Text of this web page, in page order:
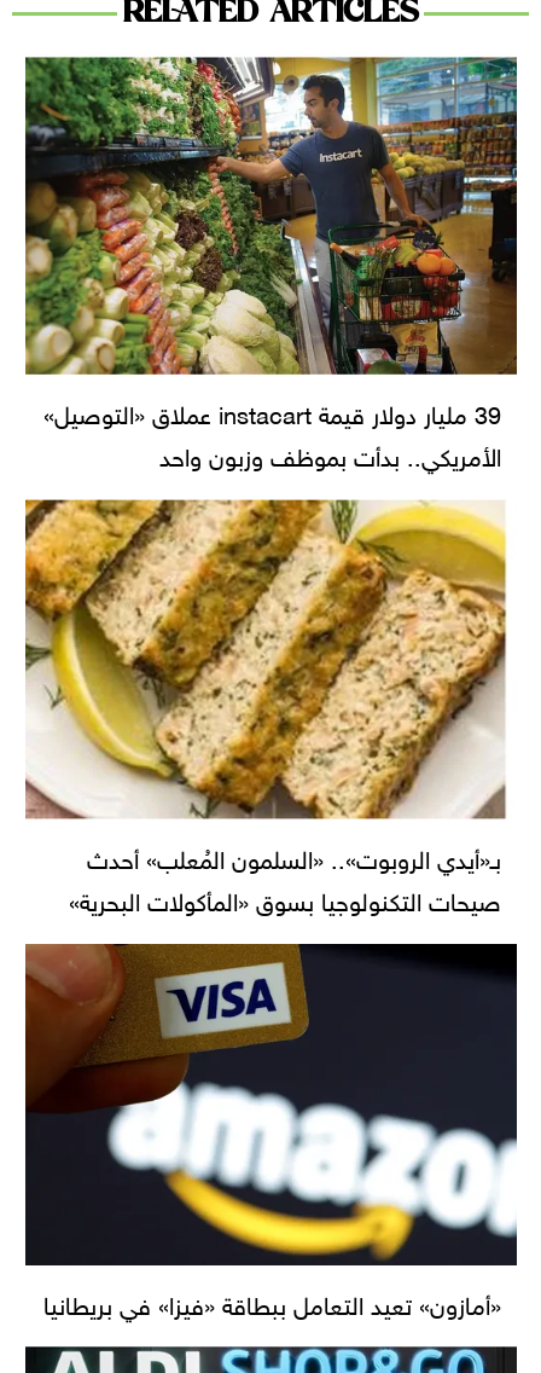
RELATED ARTICLES
39 مليار دولار قيمة instacart عملاق «التوصيل»
الأمريكي.. بدأت بموظف وزبون واحد
بـ«أيدي الروبوت».. «السلمون المُعلب» أحدث
صيحات التكنولوجيا بسوق «المأكولات البحرية»
«أمازون» تعيد التعامل ببطاقة «فيزا» في بريطانيا